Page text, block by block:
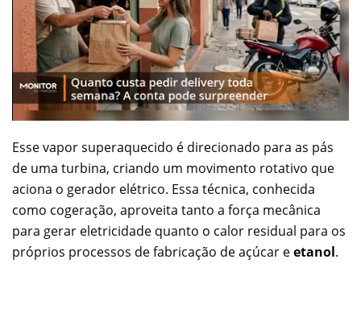
Esse vapor superaquecido é direcionado para as pás
de uma turbina, criando um movimento rotativo que
aciona o gerador elétrico. Essa técnica, conhecida
como cogeração, aproveita tanto a força mecânica
para gerar eletricidade quanto o calor residual para os
próprios processos de fabricação de açúcar eetanol.